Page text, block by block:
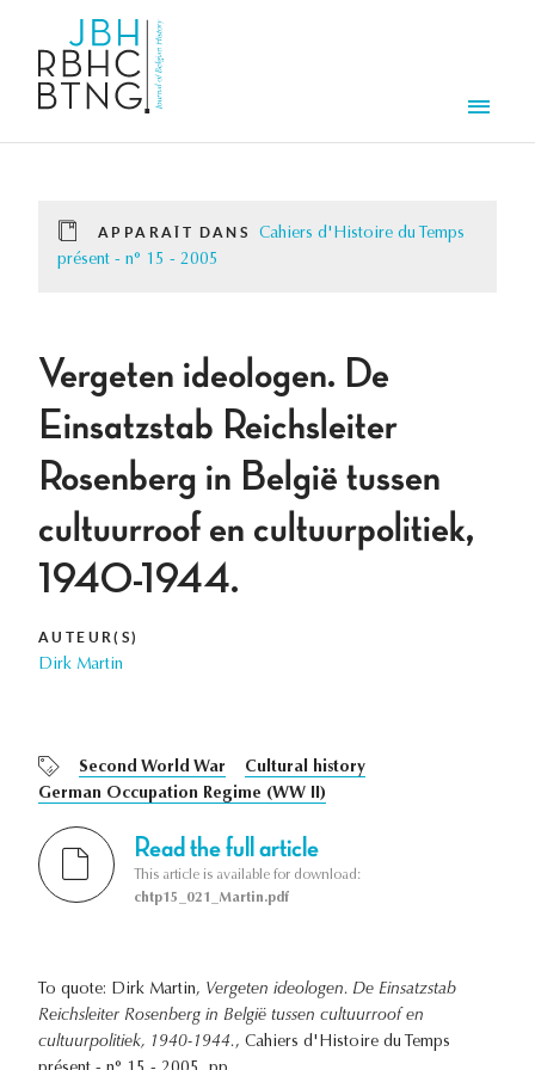
APPARAÎT DANS
Cahiers d'Histoire du Temps
présent - n° 15 - 2005
Vergeten ideologen. De
Einsatzstab Reichsleiter
Rosenberg in België tussen
cultuurroof en cultuurpolitiek,
1940-1944.
AUTEUR(S)
Dirk Martin
Second World War
Cultural history
German Occupation Regime (WW II)
Read the full article
This article is available for download:
chtp15_021_Martin.pdf
To quote: Dirk Martin, Vergeten ideologen. De Einsatzstab
Reichsleiter Rosenberg in België tussen cultuurroof en
cultuurpolitiek, 1940-1944., Cahiers d'Histoire du Temps